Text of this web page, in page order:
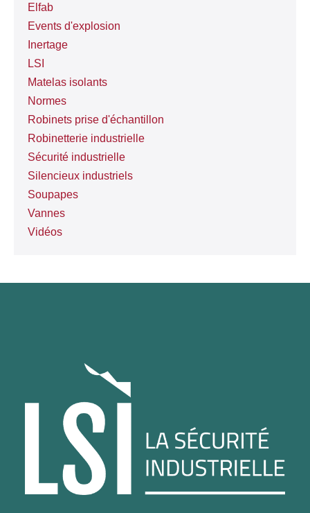
Elfab
Events d'explosion
Inertage
LSI
Matelas isolants
Normes
Robinets prise d'échantillon
Robinetterie industrielle
Sécurité industrielle
Silencieux industriels
Soupapes
Vannes
Vidéos